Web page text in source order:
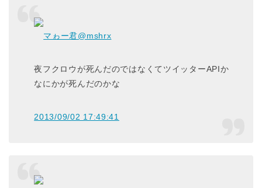
マゎー君@mshrx
夜フクロウが死んだのではなくてツイッターAPIか
なにかが死んだのかな
2013/09/02 17:49:41